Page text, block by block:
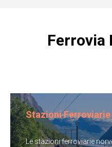
Ferrovia
Stazioni Ferroviarie
Le stazioni ferroviarie